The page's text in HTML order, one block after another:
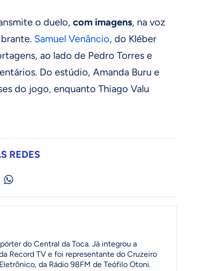
o duelo, com imagens, na voz
Samuel Venâncio, do Kléber
ao lado de Pedro Torres e
Do estúdio, Amanda Buru e
do jogo, enquanto Thiago Valu
REDES
do Central da Toca. Já integrou a
Record TV e foi representante do Cruzeiro
da Rádio 98FM de Teófilo Otoni.